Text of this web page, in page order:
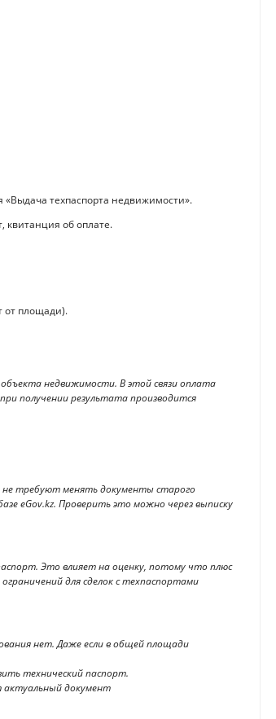
техпаспорта недвижимости».
об оплате.
от площади).
недвижимости. В этой связи оплата
получении результата производится
требуют менять документы старого
eGov.kz. Проверить это можно через выписку
Это влияет на оценку, потому что плюс
для сделок с техпаспортами
нет. Даже если в общей площади
технический паспорт.
актуальный документ